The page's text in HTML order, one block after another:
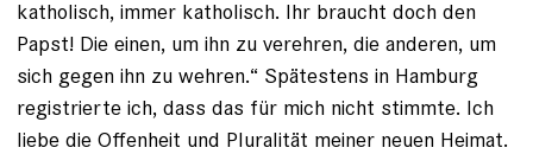
katholisch, immer katholisch. Ihr braucht doch den
Papst! Die einen, um ihn zu verehren, die anderen, um
sich gegen ihn zu wehren.“ Spätestens in Hamburg
registrierte ich, dass das für mich nicht stimmte. Ich
liebe die Offenheit und Pluralität meiner neuen Heimat.